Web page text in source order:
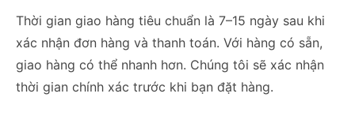
Thời gian giao hàng tiêu chuẩn là 7–15 ngày sau khi
xác nhận đơn hàng và thanh toán. Với hàng có sẵn,
giao hàng có thể nhanh hơn. Chúng tôi sẽ xác nhận
thời gian chính xác trước khi bạn đặt hàng.